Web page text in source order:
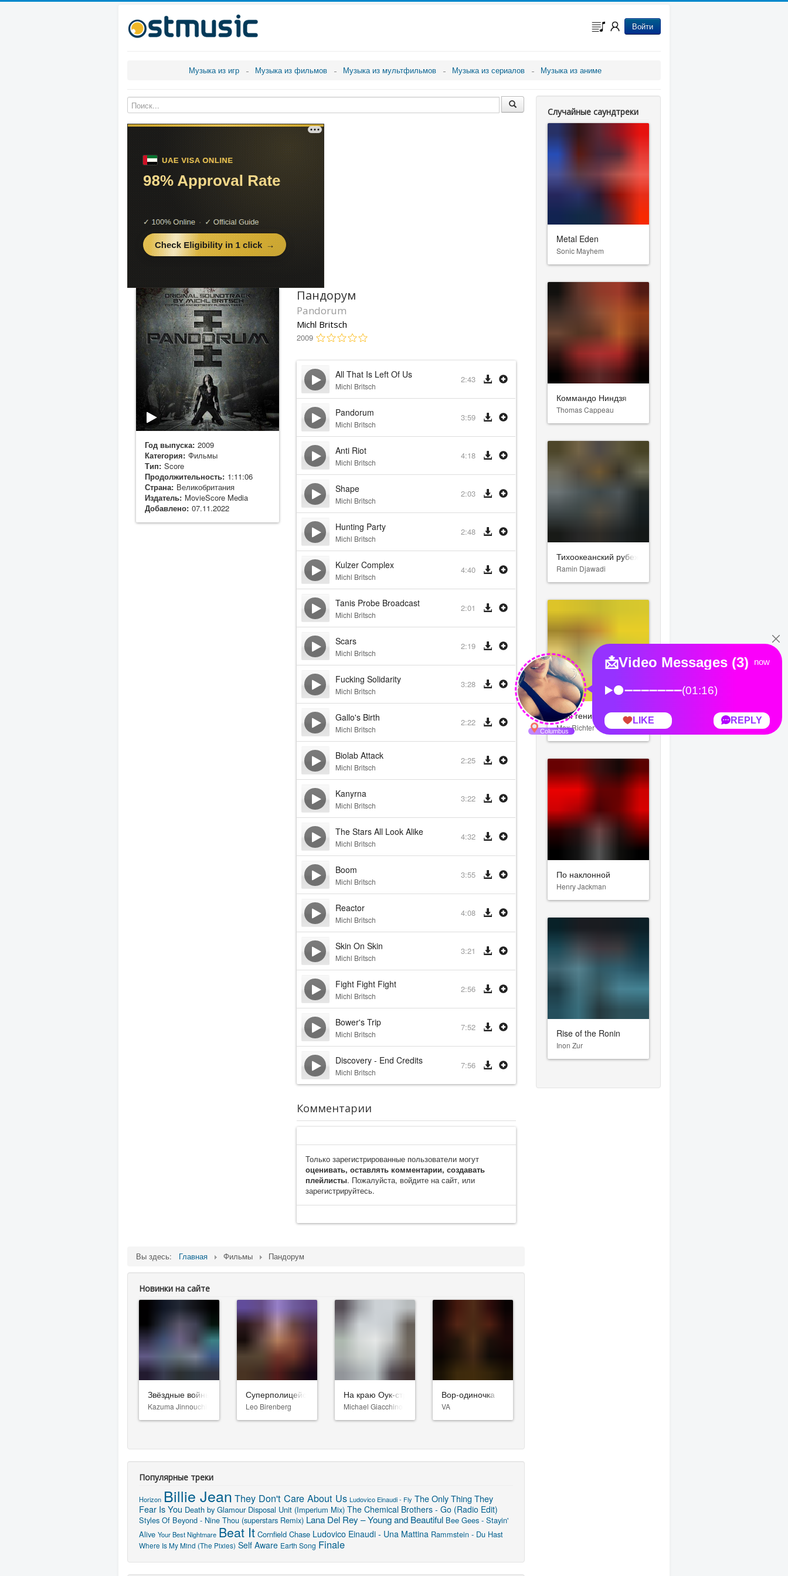
Войти
Музыка из игр Музыка из фильмов Музыка из мультфильмов Музыка из сериалов Музыка из аниме
Год выпуска: 2009
Категория: Фильмы
Тип: Score
Продолжительность: 1:11:06
Страна: Великобритания
Издатель: MovieScore Media
Добавлено: 07.11.2022
Пандорум
Pandorum
Michl Britsch
2009
All That Is Left Of Us
Michl Britsch
2:43
Pandorum
Michl Britsch
3:59
Anti Riot
Michl Britsch
4:18
Shape
Michl Britsch
2:03
Hunting Party
Michl Britsch
2:48
Kulzer Complex
Michl Britsch
4:40
Tanis Probe Broadcast
Michl Britsch
2:01
Scars
Michl Britsch
2:19
Fucking Solidarity
Michl Britsch
3:28
Gallo's Birth
Michl Britsch
2:22
Biolab Attack
Michl Britsch
2:25
Kanyrna
Michl Britsch
3:22
The Stars All Look Alike
Michl Britsch
4:32
Boom
Michl Britsch
3:55
Reactor
Michl Britsch
4:08
Skin On Skin
Michl Britsch
3:21
Fight Fight Fight
Michl Britsch
2:56
Bower's Trip
Michl Britsch
7:52
Discovery - End Credits
Michl Britsch
7:56
Комментарии
Только зарегистрированные пользователи могут
оценивать, оставлять комментарии, создавать
плейлисты. Пожалуйста, войдите на сайт, или
зарегистрируйтесь.
Вы здесь: Главная Фильмы Пандорум
Новинки на сайте
Звёздные войны: Видения. Девятый джедай
Kazuma Jinnouchi
Суперполицейские 3
Leo Birenberg
На краю Оук-стрит
Michael Giacchino
Вор-одиночка
VA
Популярные треки
Horizon Billie Jean They Don't Care About Us Ludovico Einaudi - Fly The Only Thing They
Fear Is You Death by Glamour Disposal Unit (Imperium Mix) The Chemical Brothers - Go (Radio Edit)
Styles Of Beyond - Nine Thou (superstars Remix) Lana Del Rey – Young and Beautiful Bee Gees - Stayin'
Alive Your Best Nightmare Beat It Cornfield Chase Ludovico Einaudi - Una Mattina Rammstein - Du Hast
Where Is My Mind (The Pixies) Self Aware Earth Song Finale
Случайные саундтреки
Metal Eden
Sonic Mayhem
Коммандо Ниндзя
Thomas Cappeau
Тихоокеанский рубеж
Ramin Djawadi
Моя гениальная подруга
Max Richter
По наклонной
Henry Jackman
Rise of the Ronin
Inon Zur